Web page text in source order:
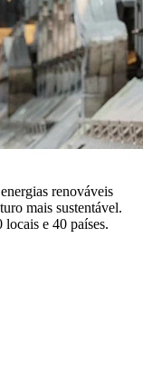
renováveis
mais sustentável.
e 40 países.